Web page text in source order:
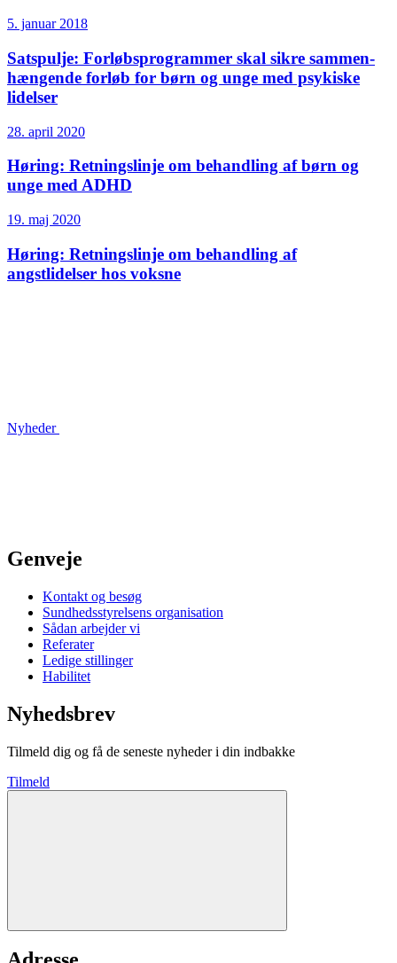
5. januar 2018
Satspulje: Forløbs­programmer skal sikre sammen­
hængende forløb for børn og unge med psykiske
lidelser
28. april 2020
Høring: Retningslinje om behandling af børn og
unge med ADHD
19. maj 2020
Høring: Retningslinje om behandling af
angstlidelser hos voksne
Nyheder
Genveje
Kontakt og besøg
Sundhedsstyrelsens organisation
Sådan arbejder vi
Referater
Ledige stillinger
Habilitet
Nyhedsbrev
Tilmeld dig og få de seneste nyheder i din indbakke
Tilmeld